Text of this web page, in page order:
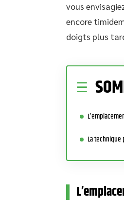
vous
encore
doigts plus
La